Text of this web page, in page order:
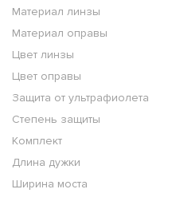
Материал линзы
Материал оправы
Цвет линзы
Цвет оправы
Защита от ультрафиолета
Степень защиты
Комплект
Длина дужки
Ширина моста